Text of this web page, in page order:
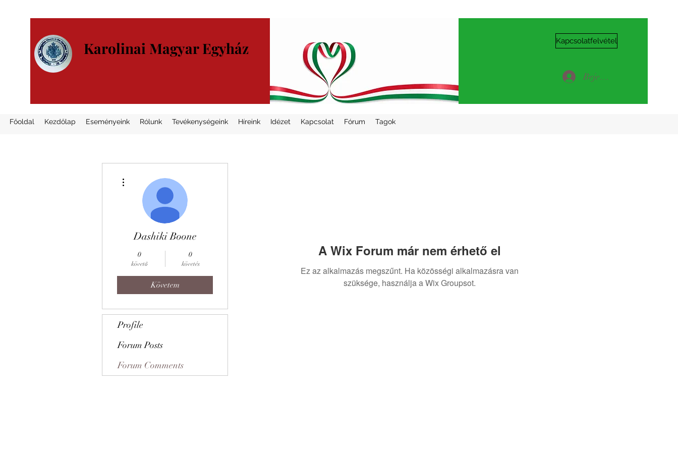
Karolinai Magyar Egyház Kapcsolatfelvétel
Bejelentkezés
Főoldal Kezdőlap Eseményeink Rólunk Tevékenységeink Híreink Idézet Kapcsolat Fórum Tagok
A Wix Forum már nem érhető el
Ez az alkalmazás megszűnt. Ha közösségi alkalmazásra van
szüksége, használja a Wix Groupsot.
Dashiki Boone
0
követő
0
követés
Követem
Profile
Forum Posts
Forum Comments